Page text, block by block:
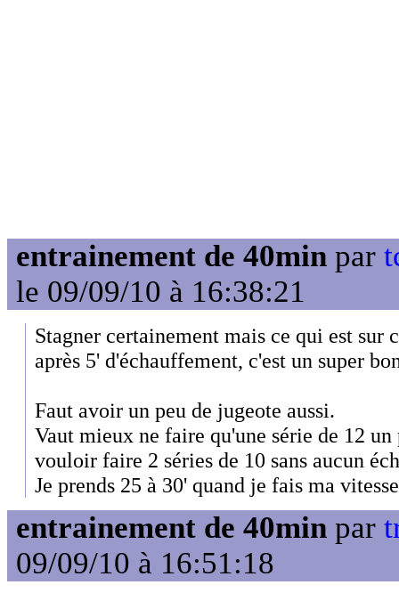
entrainement de 40min par
le 09/09/10 à 16:38:21
Stagner certainement mais ce qui est sur
après 5' d'échauffement, c'est un super
Faut avoir un peu de jugeote aussi.
Vaut mieux ne faire qu'une série de 12
vouloir faire 2 séries de 10 sans aucun
Je prends 25 à 30' quand je fais ma
entrainement de 40min par
09/09/10 à 16:51:18